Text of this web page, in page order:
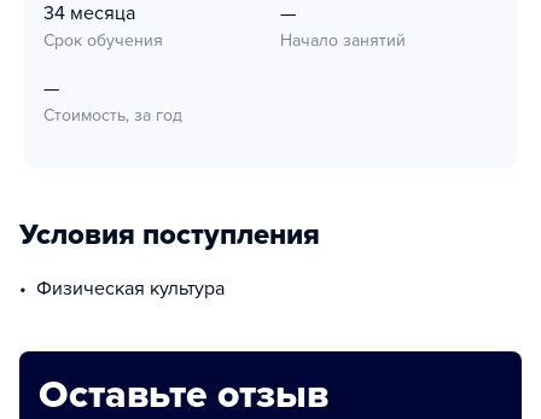
34 месяца
Срок обучения
—
Начало занятий
—
Стоимость, за год
Условия поступления
физическая культура
Оставьте отзыв